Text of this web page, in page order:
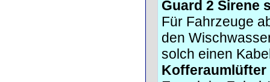
Guard 2 Sirene
Für Fahrzeuge
den
solch einen
Kofferaumlüfter